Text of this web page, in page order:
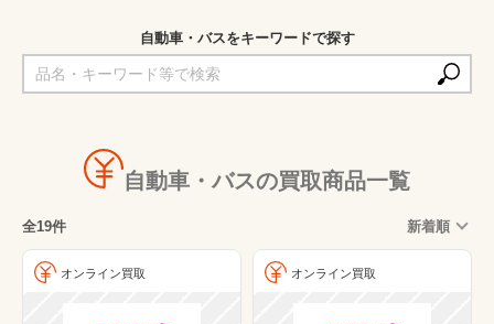
横浜シティ・エア・ターミナル(YCAT)
新潟交通
三重交通
立山黒部貫光
自動車・バスをキーワードで探す
自動車・バスの買取商品一覧
全19件 新着順
オンライン買取 オンライン買取